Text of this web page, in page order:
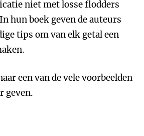
niet met losse flodders
hun boek geven de auteurs
tips om van elk getal een
een van de vele voorbeelden
geven.